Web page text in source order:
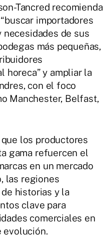
Tancred recomienda
importadores
de sus
más pequeñas,
horeca” y ampliar la
con el foco
Manchester, Belfast,
los productores
gama refuercen el
en un mercado
las regiones
historias y la
clave para
comerciales en
evolución.